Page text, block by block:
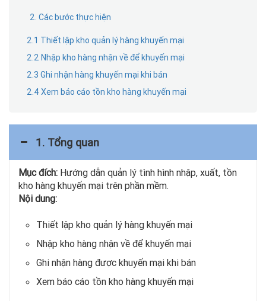
2. Các bước thực hiện
2.1 Thiết lập kho quản lý hàng khuyến mại
2.2 Nhập kho hàng nhận về để khuyến mại
2.3 Ghi nhận hàng khuyến mại khi bán
2.4 Xem báo cáo tồn kho hàng khuyến mại
1. Tổng quan
Mục đích: Hướng dẫn quản lý tình hình nhập, xuất, tồn
kho hàng khuyến mại trên phần mềm.
Nội dung:
Thiết lập kho quản lý hàng khuyến mại
Nhập kho hàng nhận về để khuyến mại
Ghi nhận hàng được khuyến mại khi bán
Xem báo cáo tồn kho hàng khuyến mại